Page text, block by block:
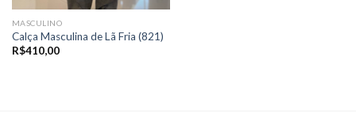
MASCULINO
Calça Masculina de Lã Fria (821)
R$410,00